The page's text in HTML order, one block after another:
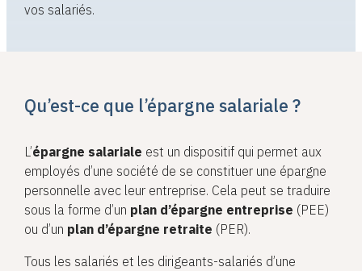
vos salariés.
Qu’est-ce que l’épargne salariale ?
L’épargne salariale est un dispositif qui permet aux
employés d’une société de se constituer une épargne
personnelle avec leur entreprise. Cela peut se traduire
sous la forme d’un plan d’épargne entreprise (PEE)
ou d’un plan d’épargne retraite (PER).
Tous les salariés et les dirigeants-salariés d’une